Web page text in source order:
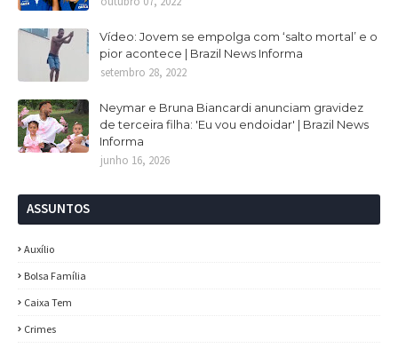
Vídeo: Jovem se empolga com ‘salto mortal’ e o
pior acontece | Brazil News Informa
setembro 28, 2022
Neymar e Bruna Biancardi anunciam gravidez
de terceira filha: 'Eu vou endoidar' | Brazil News
Informa
junho 16, 2026
ASSUNTOS
Auxílio
Bolsa Família
Caixa Tem
Crimes